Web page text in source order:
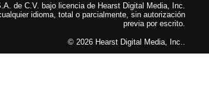
de C.V. bajo licencia de Hearst Digital Media, Inc.
idioma, total o parcialmente, sin autorización
previa por escrito.
© 2026 Hearst Digital Media, Inc..